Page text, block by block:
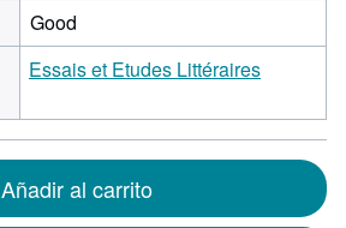
Good
Essais et Etudes Littéraires
Añadir al carrito